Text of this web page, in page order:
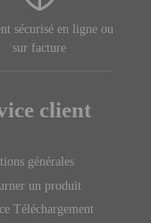
sécurisé en ligne ou
sur facture
client
générales
un produit
Téléchargement